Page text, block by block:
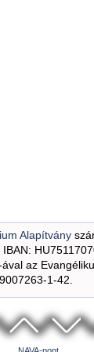
Alapítvány
az
1-42.